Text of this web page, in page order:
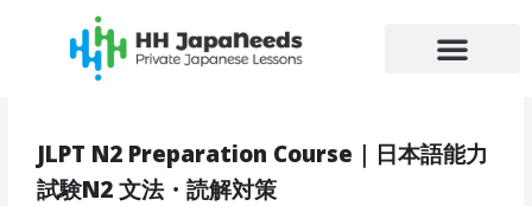
JLPT N2 Preparation Course｜日本語能力
試験N2 文法・読解対策